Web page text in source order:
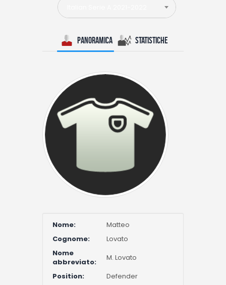
Lo Sapevi Che
I consigli di Giulia
Panoramica Statistiche
Nome:
Matteo
Cognome:
Lovato
Nome
abbreviato:
M. Lovato
Position:
Defender